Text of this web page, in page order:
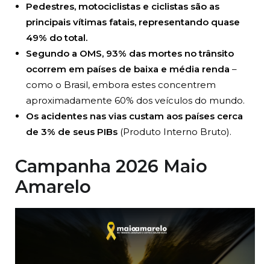
Pedestres, motociclistas e ciclistas são as
principais vítimas fatais, representando quase
49% do total.
Segundo a OMS, 93% das mortes no trânsito
ocorrem em países de baixa e média renda –
como o Brasil, embora estes concentrem
aproximadamente 60% dos veículos do mundo.
Os acidentes nas vias custam aos países cerca
de 3% de seus PIBs (Produto Interno Bruto).
Campanha 2026 Maio
Amarelo